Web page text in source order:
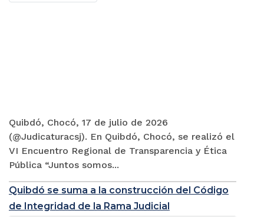
Quibdó, Chocó, 17 de julio de 2026
(@Judicaturacsj). En Quibdó, Chocó, se realizó el
VI Encuentro Regional de Transparencia y Ética
Pública “Juntos somos...
Quibdó se suma a la construcción del Código
de Integridad de la Rama Judicial